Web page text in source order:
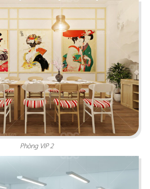
CẦN THƠ
hàng mang phong cách Nhật hiện
màu gỗ trầm ấm làm chủ đạo
Chi tiết
Phòng VIP 2